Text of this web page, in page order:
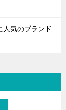
人気のブランド